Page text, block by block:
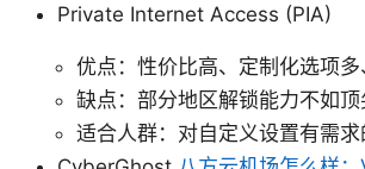
Private Internet Access (PIA)
优点：性价比高、定制化选项
缺点：部分地区解锁能力不如
适合人群：对自定义设置有需求